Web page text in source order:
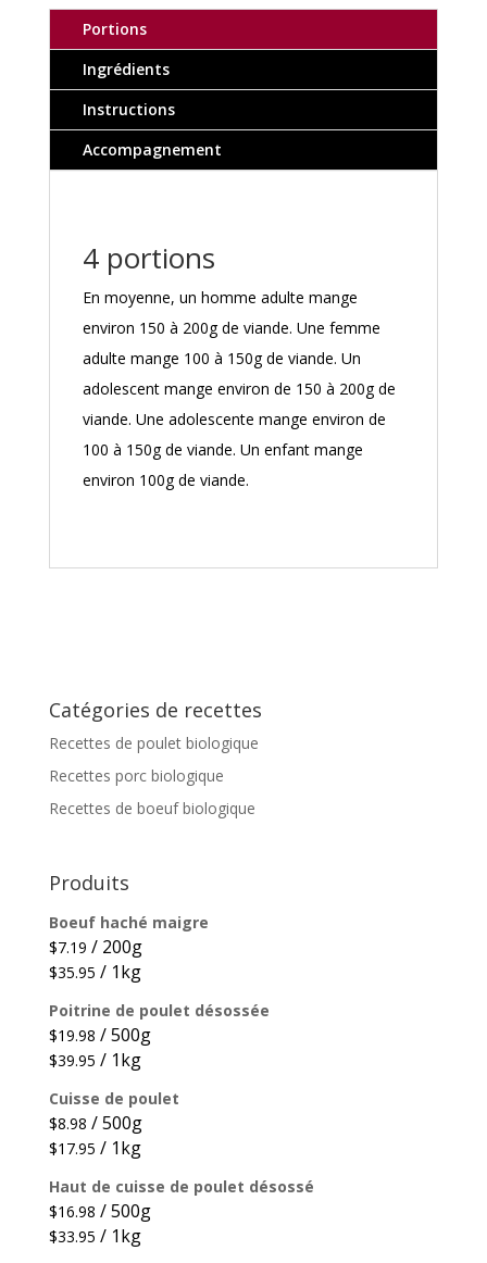
Portions
Ingrédients
Instructions
Accompagnement
4 portions
En moyenne, un homme adulte mange
environ 150 à 200g de viande. Une femme
adulte mange 100 à 150g de viande. Un
adolescent mange environ de 150 à 200g de
viande. Une adolescente mange environ de
100 à 150g de viande. Un enfant mange
environ 100g de viande.
Catégories de recettes
Recettes de poulet biologique
Recettes porc biologique
Recettes de boeuf biologique
Produits
Boeuf haché maigre
$7.19 / 200g
$35.95 / 1kg
Poitrine de poulet désossée
$19.98 / 500g
$39.95 / 1kg
Cuisse de poulet
$8.98 / 500g
$17.95 / 1kg
Haut de cuisse de poulet désossé
$16.98 / 500g
$33.95 / 1kg